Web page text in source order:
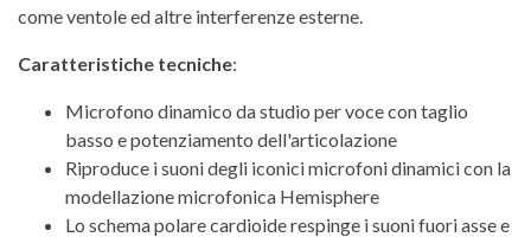
come ventole ed altre interferenze esterne.
Caratteristiche tecniche:
Microfono dinamico da studio per voce con taglio
basso e potenziamento dell'articolazione
Riproduce i suoni degli iconici microfoni dinamici con la
modellazione microfonica Hemisphere
Lo schema polare cardioide respinge i suoni fuori asse e